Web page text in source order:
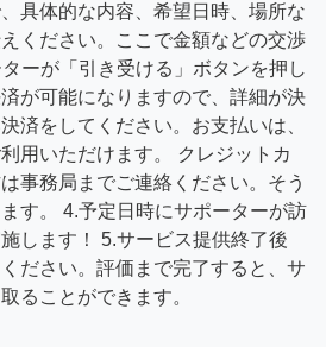
具体的な内容、希望日時、場所な
ください。ここで金額などの交渉
ーが「引き受ける」ボタンを押し
が可能になりますので、詳細が決
済をしてください。お支払いは、
用いただけます。 クレジットカ
事務局までご連絡ください。そう
す。 4.予定日時にサポーターが訪
します！ 5.サービス提供終了後
ださい。評価まで完了すると、サ
ることができます。